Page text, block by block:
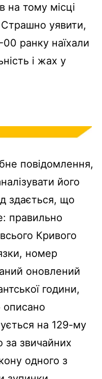
на тому місці
Страшно уявити,
ранку наїхали
і жах у
повідомлення,
його
здається, що
правильно
Кривого
номер
оновлений
години,
описано
на 129-му
за звичайних
одного з